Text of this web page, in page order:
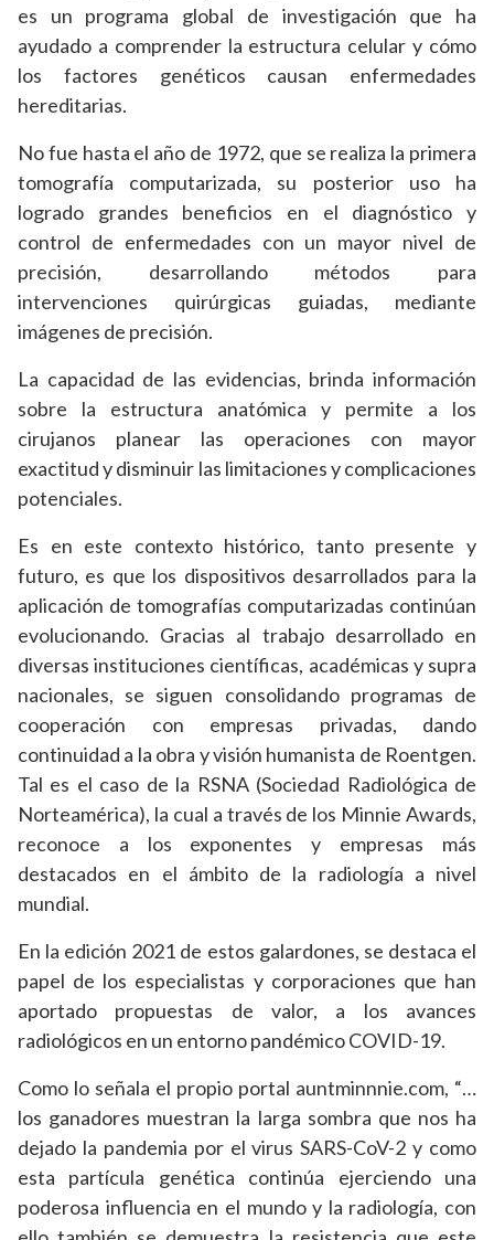
es un programa global de investigación que ha
ayudado a comprender la estructura celular y cómo
los factores genéticos causan enfermedades
hereditarias.
No fue hasta el año de 1972, que se realiza la primera
tomografía computarizada, su posterior uso ha
logrado grandes beneficios en el diagnóstico y
control de enfermedades con un mayor nivel de
precisión, desarrollando métodos para
intervenciones quirúrgicas guiadas, mediante
imágenes de precisión.
La capacidad de las evidencias, brinda información
sobre la estructura anatómica y permite a los
cirujanos planear las operaciones con mayor
exactitud y disminuir las limitaciones y complicaciones
potenciales.
Es en este contexto histórico, tanto presente y
futuro, es que los dispositivos desarrollados para la
aplicación de tomografías computarizadas continúan
evolucionando. Gracias al trabajo desarrollado en
diversas instituciones científicas, académicas y supra
nacionales, se siguen consolidando programas de
cooperación con empresas privadas, dando
continuidad a la obra y visión humanista de Roentgen.
Tal es el caso de la RSNA (Sociedad Radiológica de
Norteamérica), la cual a través de los Minnie Awards,
reconoce a los exponentes y empresas más
destacados en el ámbito de la radiología a nivel
mundial.
En la edición 2021 de estos galardones, se destaca el
papel de los especialistas y corporaciones que han
aportado propuestas de valor, a los avances
radiológicos en un entorno pandémico COVID-19.
Como lo señala el propio portal auntminnnie.com, “…
los ganadores muestran la larga sombra que nos ha
dejado la pandemia por el virus SARS-CoV-2 y como
esta partícula genética continúa ejerciendo una
poderosa influencia en el mundo y la radiología, con